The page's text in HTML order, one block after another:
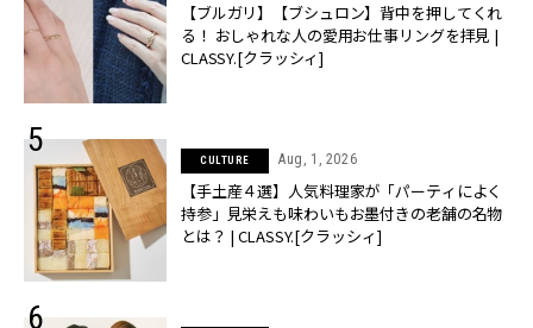
【ブルガリ】【ブシュロン】背中を押してくれ
る！ おしゃれな人の愛用お仕事リングを拝見 |
CLASSY.[クラッシィ]
CULTURE Aug, 1, 2026
【手土産４選】人気料理家が「パーティによく
持参」見栄えも味わいもお墨付きの老舗の名物
とは？ | CLASSY.[クラッシィ]